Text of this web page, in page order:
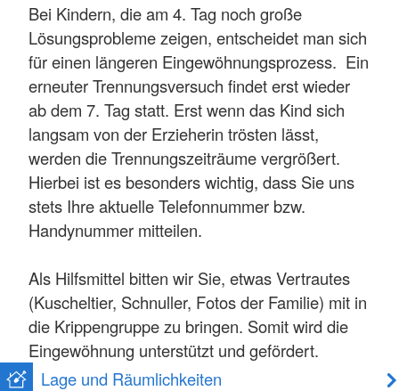
Bei Kindern, die am 4. Tag noch große
Lösungsprobleme zeigen, entscheidet man sich
für einen längeren Eingewöhnungsprozess. Ein
erneuter Trennungsversuch findet erst wieder
ab dem 7. Tag statt. Erst wenn das Kind sich
langsam von der Erzieherin trösten lässt,
werden die Trennungszeiträume vergrößert.
Hierbei ist es besonders wichtig, dass Sie uns
stets Ihre aktuelle Telefonnummer bzw.
Handynummer mitteilen.
Als Hilfsmittel bitten wir Sie, etwas Vertrautes
(Kuscheltier, Schnuller, Fotos der Familie) mit in
die Krippengruppe zu bringen. Somit wird die
Eingewöhnung unterstützt und gefördert.
Lage und Räumlichkeiten